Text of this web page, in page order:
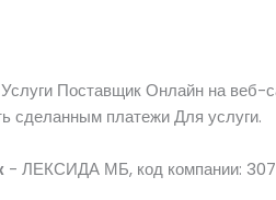
Услуги ПоставщикОнлайн навеб-
сделанным платежиДля услуги.
- ЛЕКСИДА МБ, код компании: